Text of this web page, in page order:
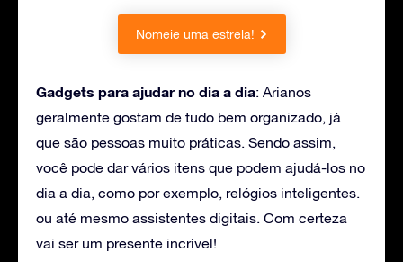
Nomeie uma estrela!
Gadgets para ajudar no dia a dia: Arianos
geralmente gostam de tudo bem organizado, já
que são pessoas muito práticas. Sendo assim,
você pode dar vários itens que podem ajudá-los no
dia a dia, como por exemplo, relógios inteligentes.
ou até mesmo assistentes digitais. Com certeza
vai ser um presente incrível!